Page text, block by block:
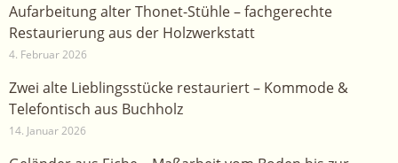
Aufarbeitung alter Thonet-Stühle – fachgerechte
Restaurierung aus der Holzwerkstatt
4. Februar 2026
Zwei alte Lieblingsstücke restauriert – Kommode &
Telefontisch aus Buchholz
14. Januar 2026